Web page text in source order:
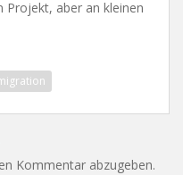
Projekt, aber an kleinen
Kommentar abzugeben.